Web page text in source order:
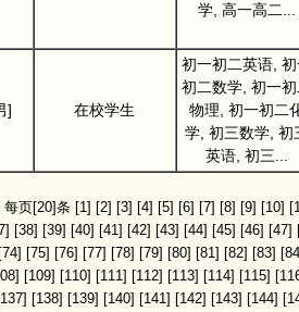
学, 高一高二...
] 在校学生
初一初二英语,
初二数学, 初一
物理, 初一初二
学, 初三数学, 初
英语, 初三...
每页[20]条 [1] [2] [3] [4] [5] [6] [7] [8] [9] [10]
[38] [39] [40] [41] [42] [43] [44] [45] [46] [47]
[74] [75] [76] [77] [78] [79] [80] [81] [82] [83]
[109] [110] [111] [112] [113] [114] [115]
[138] [139] [140] [141] [142] [143] [144]